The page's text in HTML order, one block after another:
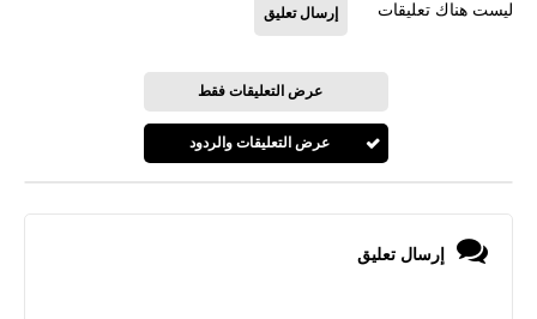
ليست هناك تعليقات إرسال تعليق
عرض التعليقات فقط
عرض التعليقات والردود
إرسال تعليق